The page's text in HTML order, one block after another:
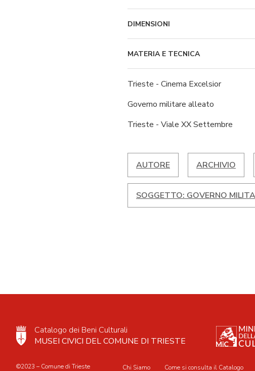
DIMENSIONI
MATERIA E TECNICA
Trieste - Cinema Excelsior
Governo militare alleato
Trieste - Viale XX Settembre
AUTORE ARCHIVIO
SOGGETTO: GOVERNO
Catalogo dei Beni Culturali
MUSEI CIVICI DEL COMUNE DI TRIESTE
©2023 – Comune di Trieste Chi Siamo Come si consulta il Catalogo